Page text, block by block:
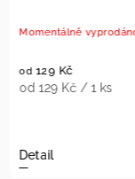
Skladem (11 ks)
129 Kč
od 129 Kč / 1 ks